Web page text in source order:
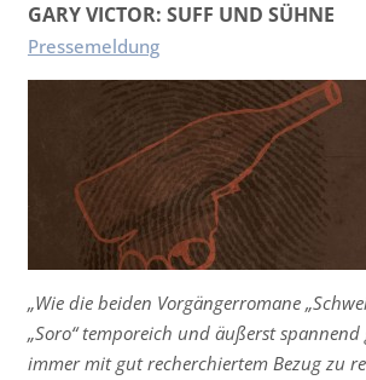
GARY VICTOR: SUFF UND SÜHNE
Pressemeldung
„Wie die beiden Vorgängerromane
„Soro“ temporeich und äußerst spannend
immer mit gut recherchiertem Bezug zu